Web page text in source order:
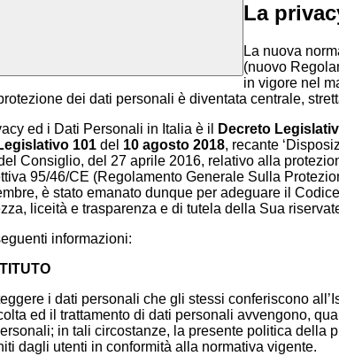
La
La nuova
(nuovo
in vigore nel
dei dati personali è diventata centrale,
ed i Dati Personali in Italia è il
Decreto
101 del 10 agosto 2018, recante
Consiglio, del 27 aprile 2016, relativo alla
95/46/CE (Regolamento Generale Sulla
è stato emanato dunque per adeguare il
liceità e trasparenza e di tutela della Sua
informazioni:
i dati personali che gli stessi conferiscono
ed il trattamento di dati personali avvengono,
in tali circostanze, la presente politica
dagli utenti in conformità alla normativa vigente.